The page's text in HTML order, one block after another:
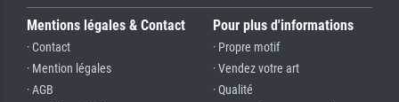
Mentions légales & Contact
· Contact
· Mention légales
· AGB
Pour plus d'informations
· Propre motif
· Vendez votre art
· Qualité